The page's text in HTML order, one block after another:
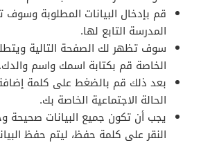
قم بإدخال البيانات المطلوبة
المدرسة التابع لها.
سوف تظهر لك الصفحة التالية
الخاصة قم بكتابة اسمك واسم والدك.
بعد ذلك قم بالضغط على كلمة
الحالة الاجتماعية الخاصة بك.
يجب أن تكون جميع البيانات صحيحة
النقر على كلمة حفظ، ليتم حفظ